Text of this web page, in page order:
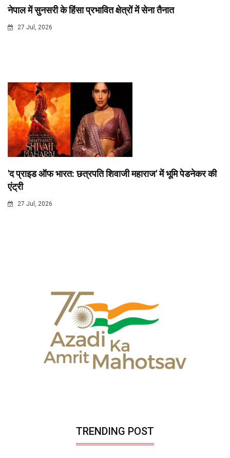
नेपाल में सुनसरी के हिंसा प्रभावित क्षेत्रों में सेना तैनात
27 Jul, 2026
'द प्राइड ऑफ भारत: छत्रपति शिवाजी महाराज' में भूमि पेडनेकर की
एंट्री
27 Jul, 2026
TRENDING POST